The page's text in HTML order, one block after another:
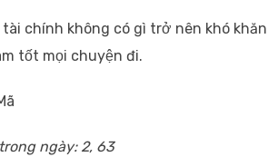
tài chính không có gì trở nên khó khăn
tốt mọi chuyện đi.
ngày: 2, 63